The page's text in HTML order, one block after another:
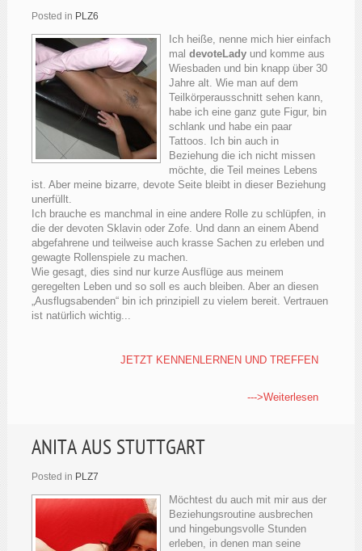
Posted in PLZ6
Ich heiße, nenne mich hier einfach
mal devoteLadyund komme aus
Wiesbaden und bin knapp über 30
Jahre alt. Wie man auf dem
Teilkörperausschnitt sehen kann,
habe ich eine ganz gute Figur, bin
schlank und habe ein paar
Tattoos. Ich bin auch in
Beziehung die ich nicht missen
möchte, die Teil meines Lebens
ist. Aber meine bizarre, devote Seite bleibt in dieser Beziehung
unerfüllt.
Ich brauche es manchmal in eine andere Rolle zu schlüpfen, in
die der devoten Sklavin oder Zofe. Und dann an einem Abend
abgefahrene und teilweise auch krasse Sachen zu erleben und
gewagte Rollenspiele zu machen.
Wie gesagt, dies sind nur kurze Ausflüge aus meinem
geregelten Leben und so soll es auch bleiben. Aber an diesen
„Ausflugsabenden“ bin ich prinzipiell zu vielem bereit. Vertrauen
ist natürlich wichtig...
JETZT KENNENLERNEN UND TREFFEN
--->Weiterlesen
ANITA AUS STUTTGART
Posted in PLZ7
Möchtest du auch mit mir aus der
Beziehungsroutine ausbrechen
und hingebungsvolle Stunden
erleben, in denen man seine